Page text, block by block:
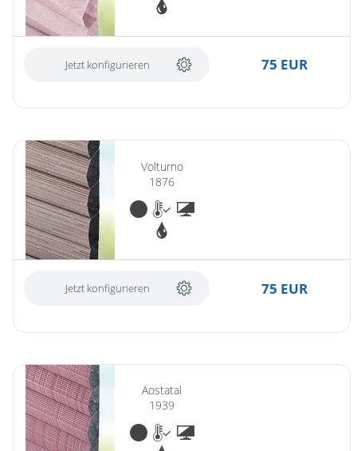
Gardinenstange
Jetzt konfigurieren 75 EUR
Volturno
1876
Jetzt konfigurieren 75 EUR
Aostatal
1939